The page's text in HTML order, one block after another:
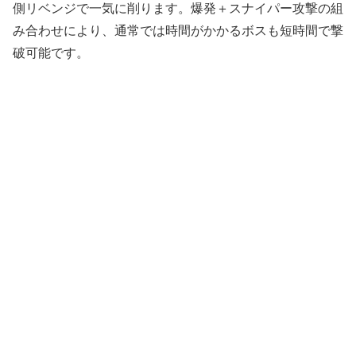
側リベンジで一気に削ります。爆発＋スナイパー攻撃の組
み合わせにより、通常では時間がかかるボスも短時間で撃
破可能です。